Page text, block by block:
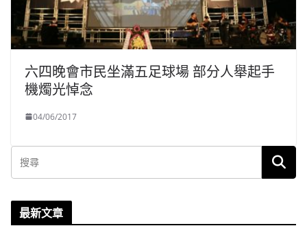
六四晚會市民坐滿五足球場 部分人舉起手
機燭光悼念
04/06/2017
最新文章